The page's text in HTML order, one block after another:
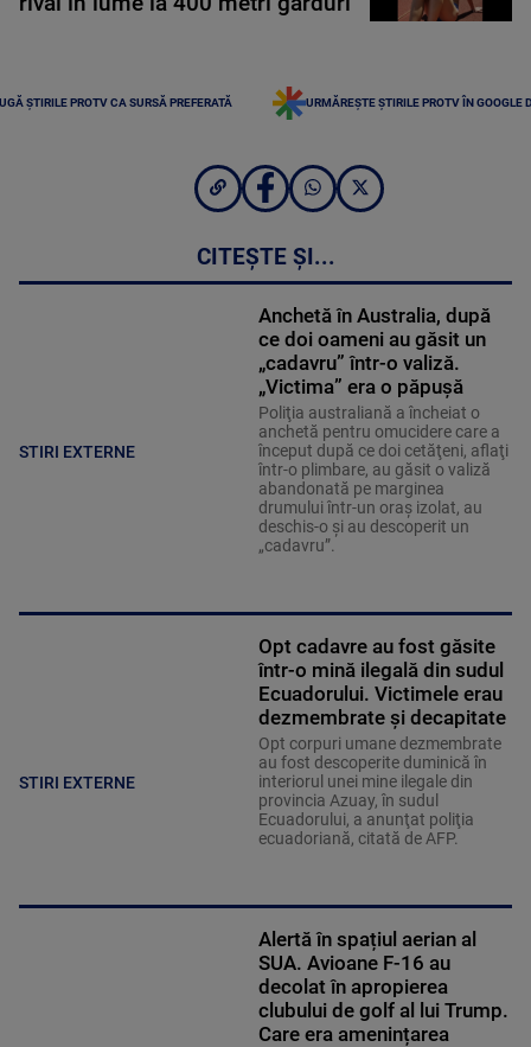
ȘTIRILE PROTV CA SURSĂ PREFERATĂ URMĂREȘTE ȘTIRILE PROTV ÎN GOOGLE
CITEȘTE ȘI...
STIRI EXTERNE
Anchetă în Australia, după
ce doi oameni au găsit un
„cadavru” într-o valiză.
„Victima” era o păpușă
Poliţia australiană a încheiat o
anchetă pentru omucidere care a
început după ce doi cetăţeni, aflaţi
într-o plimbare, au găsit o valiză
abandonată pe marginea
drumului într-un oraş izolat, au
deschis-o şi au descoperit un
„cadavru”.
STIRI EXTERNE
Opt cadavre au fost găsite
într-o mină ilegală din sudul
Ecuadorului. Victimele erau
dezmembrate și decapitate
Opt corpuri umane dezmembrate
au fost descoperite duminică în
interiorul unei mine ilegale din
provincia Azuay, în sudul
Ecuadorului, a anunţat poliţia
ecuadoriană, citată de AFP.
Alertă în spațiul aerian al
SUA. Avioane F-16 au
decolat în apropierea
clubului de golf al lui Trump.
Care era amenințarea